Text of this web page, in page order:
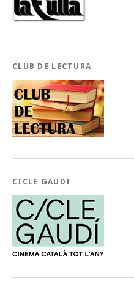
CLUB DE LECTURA
CICLE GAUDI